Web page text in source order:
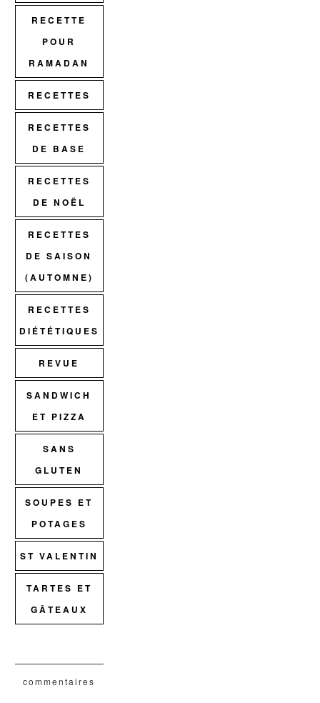
RECETTE
POUR
RAMADAN
RECETTES
RECETTES
DE BASE
RECETTES
DE NOËL
RECETTES
DE SAISON
(AUTOMNE)
RECETTES
DIÉTÉTIQUES
REVUE
SANDWICH
ET PIZZA
SANS
GLUTEN
SOUPES ET
POTAGES
ST VALENTIN
TARTES ET
GÂTEAUX
commentaires